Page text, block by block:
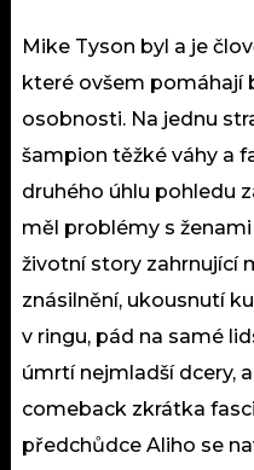
Mike Tyson byl a je
které ovšem pomáhají
osobnosti. Na jednu
šampion těžké váhy a
druhého úhlu pohledu
měl problémy s
životní story zahrnující
znásilnění, ukousnutí
v ringu, pád na samé
úmrtí nejmladší dcery,
comeback zkrátka
předchůdce Aliho se